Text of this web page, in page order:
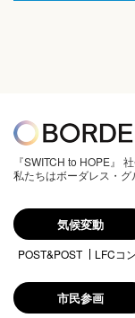
『SWITCH to HOPE』
私たちはボーダレス・グ
気候変動
POST&POST LFCコ
市民参画